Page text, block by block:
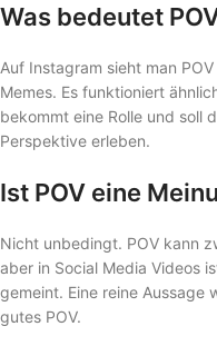
Was bedeutet
Auf Instagram sieht man
Memes. Es funktioniert
bekommt eine Rolle und soll
Perspektive erleben.
Ist POV eine
Nicht unbedingt. POV kann
aber in Social Media Videos
gemeint. Eine reine Aussage
gutes POV.